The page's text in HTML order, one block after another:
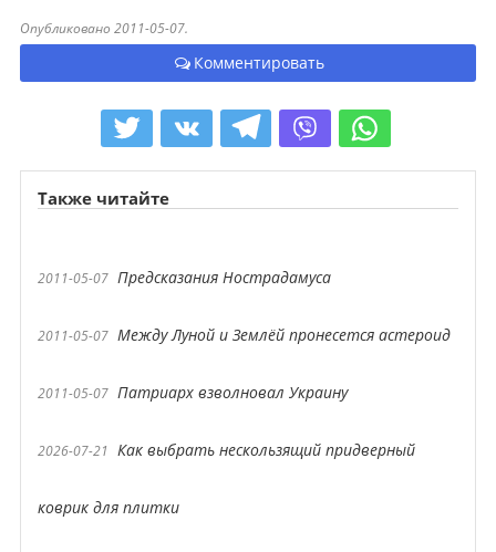
Опубликовано 2011-05-07.
Комментировать
Также читайте
2011-05-07 Предсказания Нострадамуса
2011-05-07 Между Луной и Землёй пронесется астероид
2011-05-07 Патриарх взволновал Украину
2026-07-21 Как выбрать нескользящий придверный
коврик для плитки